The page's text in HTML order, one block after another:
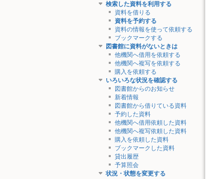
検索した資料を利用する
資料を借りる
資料を予約する
資料の情報を使って依頼する
ブックマークする
図書館に資料がないときは
他機関へ借用を依頼する
他機関へ複写を依頼する
購入を依頼する
いろいろな状況を確認する
図書館からのお知らせ
新着情報
図書館から借りている資料
予約した資料
他機関へ借用依頼した資料
他機関へ複写依頼した資料
購入を依頼した資料
ブックマークした資料
貸出履歴
予算照会
状況・状態を変更する